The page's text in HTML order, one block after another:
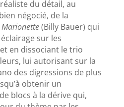
du détail, au
négocié, de la
Marionette(Billy Bauer) qui
sur les
en dissociant le trio
lui autorisant sur la
des digressions de plus
obtenir un
blocs à la dérive qui,